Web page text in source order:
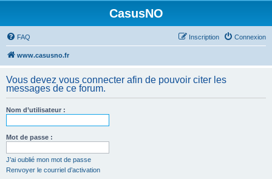
CasusNO
FAQ Connexion
Inscription
www.casusno.fr
Vous devez vous connecter afin de pouvoir citer les
messages de ce forum.
Nom d’utilisateur :
Mot de passe :
J’ai oublié mon mot de passe
Renvoyer le courriel d’activation